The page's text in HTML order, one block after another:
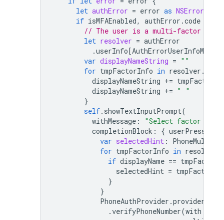
let authError = error as NSError
if isMFAEnabled, authError .code
// The user is a multi-factor
let resolver = authError
.userInfo[
var displayNameString = ""
for tmpFactorInfo in resolver .
displayNameString +=
displayNameString += " "
}
self. showTextInputPrompt(
withMessage :
"Select factor to
completionBlock : { userPressedOK
var selectedHint :
for tmpFactorInfo in resolver
if displayName ==
selectedHint =
}
}
PhoneAuthProvider .provider
.verifyPhoneNumber(with